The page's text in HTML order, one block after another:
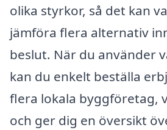
olika styrkor, så det kan
jämföra flera alternativ
beslut. När du använder
kan du enkelt beställa
flera lokala byggföretag,
och ger dig en översikt